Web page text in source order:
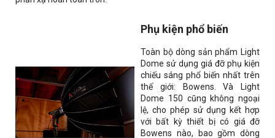
Phụ kiện phổ biến
Toàn bộ dòng sản phẩm Light
Dome sử dụng giá đỡ phụ kiện
chiếu sáng phổ biến nhất trên
thế giới: Bowens. Và Light
Dome 150 cũng không ngoại
lệ, cho phép sử dụng kết hợp
với bất kỳ thiết bị có giá đỡ
Bowens nào, bao gồm dòng